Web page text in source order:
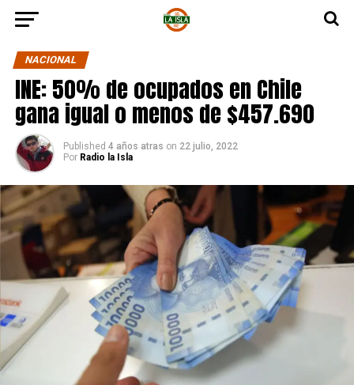
NACIONAL
INE: 50% de ocupados en Chile
gana igual o menos de $457.690
Published 4 años atras on 22 julio, 2022
Por Radio la Isla